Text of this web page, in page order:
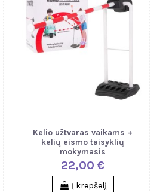
Kelio užtvaras vaikams +
kelių eismo taisyklių
mokymasis
22,00 €
Į krepšelį